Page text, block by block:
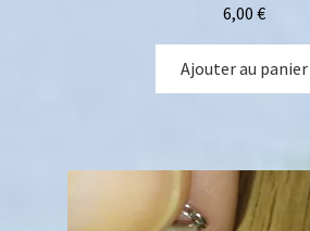
6,00 €
Ajouter au panier